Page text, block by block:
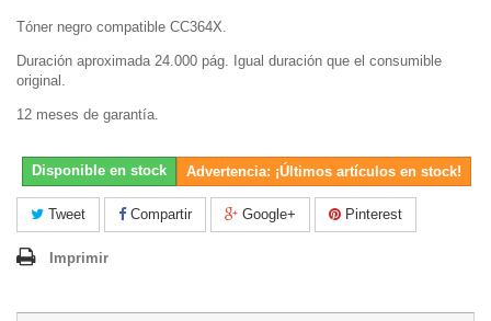
Tóner negro compatible CC364X.
Duración aproximada 24.000 pág. Igual duración que el consumible
original.
12 meses de garantía.
Disponible en stock Advertencia: ¡Últimos artículos en stock!
Tweet Compartir Google+ Pinterest
Imprimir